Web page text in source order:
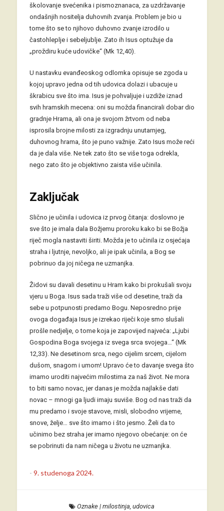
školovanje svećenika i pismoznanaca, za uzdržavanje
ondašnjih nositelja duhovnih zvanja. Problem je bio u
tome što se to njihovo duhovno zvanje izrodilo u
častohleplje i sebeljublje. Zato ih Isus optužuje da
„proždiru kuće udovičke“ (Mk 12,40).
U nastavku evanđeoskog odlomka opisuje se zgoda u
kojoj upravo jedna od tih udovica dolazi i ubacuje u
škrabicu sve što ima. Isus je pohvaljuje i uzdiže iznad
svih hramskih mecena: oni su možda financirali dobar dio
gradnje Hrama, ali ona je svojom žrtvom od neba
isprosila brojne milosti za izgradnju unutarnjeg,
duhovnog hrama, što je puno važnije. Zato Isus može reći
da je dala više. Ne tek zato što se više toga odrekla,
nego zato što je objektivno zaista više učinila.
Zaključak
Slično je učinila i udovica iz prvog čitanja: doslovno je
sve što je imala dala Božjemu proroku kako bi se Božja
riječ mogla nastaviti širiti. Možda je to učinila iz osjećaja
straha i ljutnje, nevoljko, ali je ipak učinila, a Bog se
pobrinuo da joj ničega ne uzmanjka.
Židovi su davali desetinu u Hram kako bi prokušali svoju
vjeru u Boga. Isus sada traži više od desetine, traži da
sebe u potpunosti predamo Bogu. Neposredno prije
ovoga događaja Isus je izrekao riječi koje smo slušali
prošle nedjelje, o tome koja je zapovijed najveća: „Ljubi
Gospodina Boga svojega iz svega srca svojega…“ (Mk
12,33). Ne desetinom srca, nego cijelim srcem, cijelom
dušom, snagom i umom! Upravo će to davanje svega što
imamo uroditi najvećim milostima za naš život. Ne mora
to biti samo novac, jer danas je možda najlakše dati
novac – mnogi ga ljudi imaju suviše. Bog od nas traži da
mu predamo i svoje stavove, misli, slobodno vrijeme,
snove, želje… sve što imamo i što jesmo. Želi da to
učinimo bez straha jer imamo njegovo obećanje: on će
se pobrinuti da nam ničega u životu ne uzmanjka.
- 9. studenoga 2024.
Oznake |milostinja ,udovica